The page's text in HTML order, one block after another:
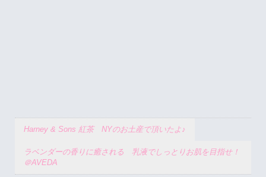
Harney & Sons 紅茶 NYのお土産で頂いたよ♪
ラベンダーの香りに癒される 乳液でしっとりお肌を目指せ！
＠AVEDA